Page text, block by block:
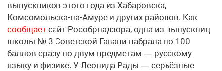
выпускников этого года из Хабаровска,
Комсомольска-на-Амуре и других районов. Как
сообщает сайт Рособрнадзора, одна из выпускниц
школы № 3 Советской Гавани набрала по 100
баллов сразу по двум предметам — русскому
языку и физике. У Леонида Рады — серьёзные